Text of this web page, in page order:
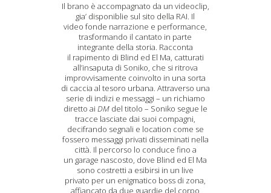
Il brano è accompagnato da un videoclip,
gia’ disponiblie sul sito della RAI. Il
video fonde narrazione e performance,
trasformando il cantato in parte
integrante della storia. Racconta
il rapimento di Blind ed El Ma, catturati
all’insaputa di Soniko, che si ritrova
improvvisamente coinvolto in una sorta
di caccia al tesoro urbana. Attraverso una
serie di indizi e messaggi – un richiamo
diretto ai DMdel titolo – Soniko segue le
tracce lasciate dai suoi compagni,
decifrando segnali e location come se
fossero messaggi privati disseminati nella
città. Il percorso lo conduce fino a
un garage nascosto, dove Blind ed El Ma
sono costretti a esibirsi in un live
privato per un enigmatico boss di zona,
affiancato da due guardie del corpo